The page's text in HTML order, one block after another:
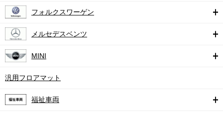
フォルクスワーゲン
メルセデスベンツ
MINI
汎用フロアマット
福祉車両